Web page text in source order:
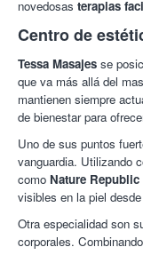
18/11/2019
Ani L.8/10muy
27/12/2017
novedosas terapias
Centro de
Tessa Masajes se
que va más allá del
mantienen siempre
de bienestar para
Uno de sus puntos
vanguardia. Utilizando
como Nature Republic
visibles en la piel
Otra especialidad son
corporales.